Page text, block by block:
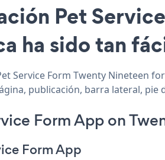
Pet
ha sido tan
Service Form Twenty Nineteen
publicación, barra lateral, pie
Form App on
Form App